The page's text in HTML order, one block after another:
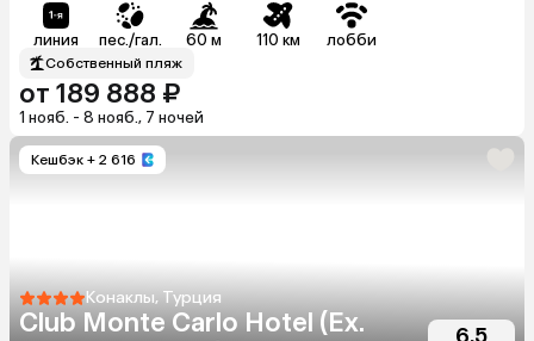
линия пес./гал. 60 м 110 км лобби
Собственный пляж
от 189 888 ₽
1 нояб. - 8 нояб., 7 ночей
Кешбэк + 2 616
Конаклы, Турция
Club Monte Carlo Hotel (Ex.